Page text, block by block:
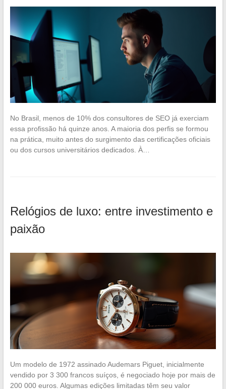
No Brasil, menos de 10% dos consultores de SEO já exerciam
essa profissão há quinze anos. A maioria dos perfis se formou
na prática, muito antes do surgimento das certificações oficiais
ou dos cursos universitários dedicados. À…
Relógios de luxo: entre investimento e
paixão
Um modelo de 1972 assinado Audemars Piguet, inicialmente
vendido por 3 300 francos suíços, é negociado hoje por mais de
200 000 euros. Algumas edições limitadas têm seu valor